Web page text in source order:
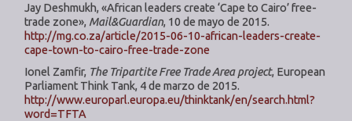
Jay Deshmukh, «African leaders create ‘Cape to Cairo’ free-
trade zone», Mail&Guardian, 10 de mayo de 2015.
http://mg.co.za/article/2015-06-10-african-leaders-create-
cape-town-to-cairo-free-trade-zone
Ionel Zamfir, The Tripartite Free Trade Area project, European
Parliament Think Tank, 4 de marzo de 2015.
http://www.europarl.europa.eu/thinktank/en/search.html?
word=TFTA